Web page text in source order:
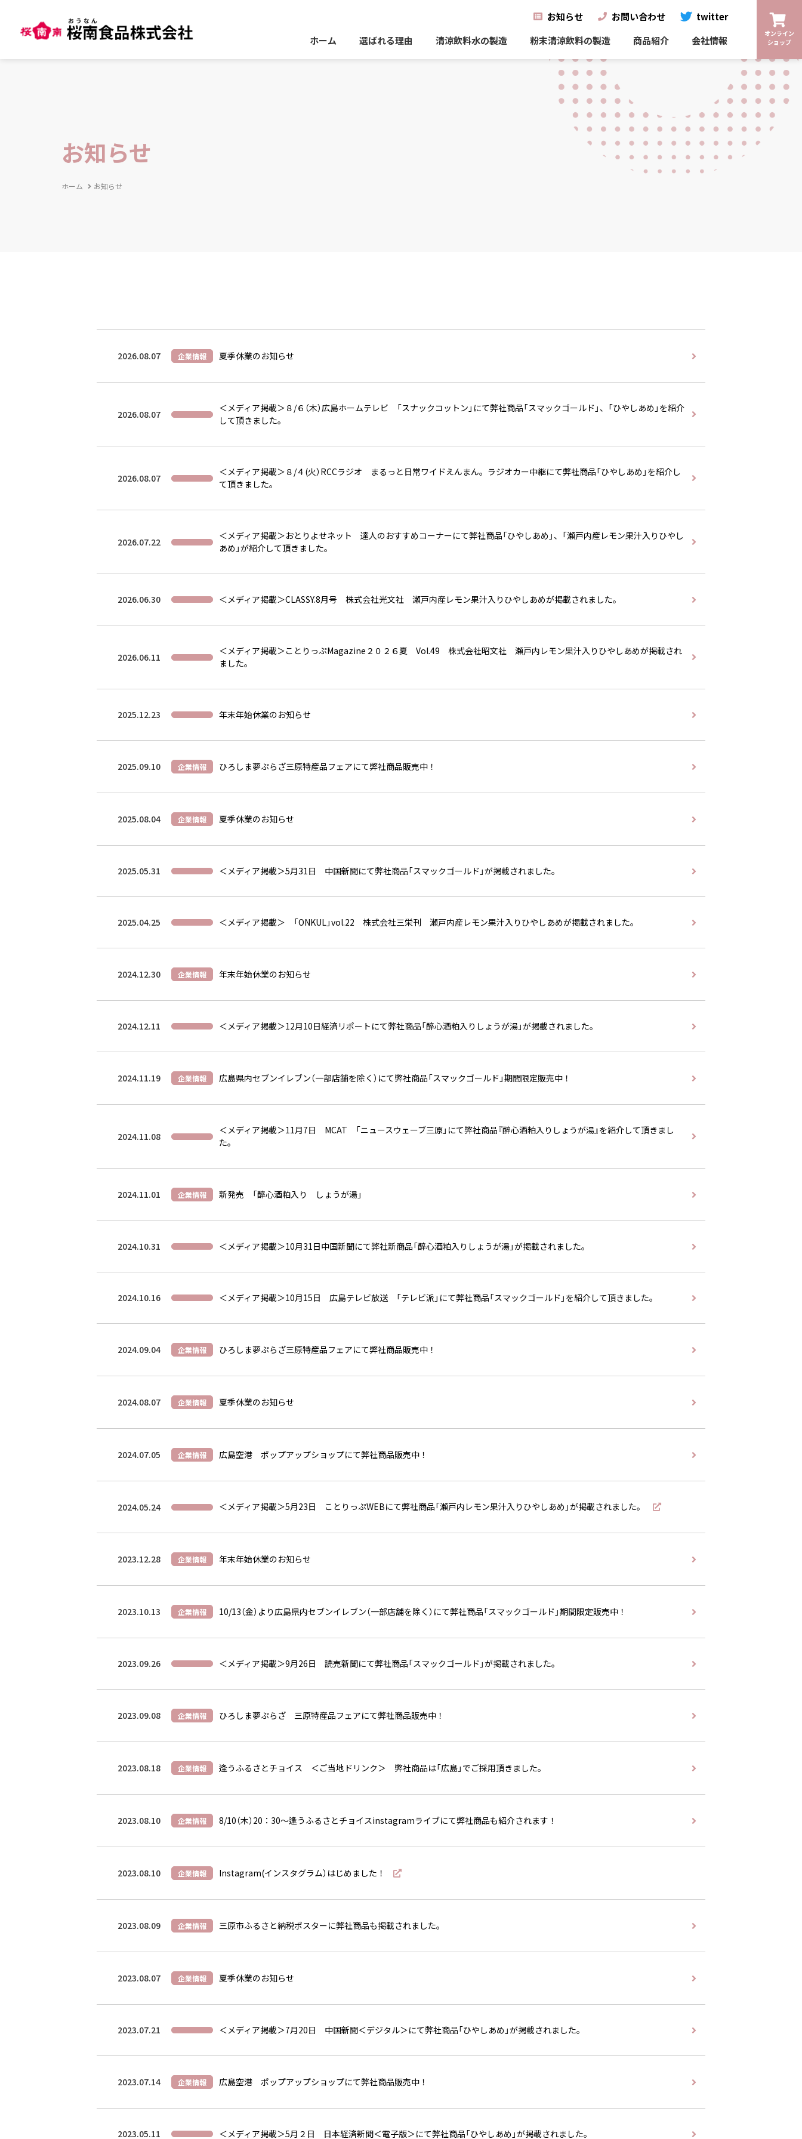
お知らせ お問い合わせ
twitter
ホーム
選ばれる理由 清涼飲料水の製造 粉末清涼飲料の製造 商品紹介 会社情報
オンライン
ショップ
お知らせ
ホーム お知らせ
2026.08.07 企業情報 夏季休業のお知らせ
2026.08.07
＜メディア掲載＞８/６（木）広島ホームテレビ 「スナックコットン」にて弊社商品「スマックゴールド」、「ひやしあめ」を紹介
して頂きました。
2026.08.07
＜メディア掲載＞８/４(火）RCCラジオ まるっと日常ワイドえんまん。ラジオカー中継にて弊社商品「ひやしあめ」を紹介し
て頂きました。
2026.07.22
＜メディア掲載＞おとりよせネット 達人のおすすめコーナーにて弊社商品「ひやしあめ」、「瀬戸内産レモン果汁入りひやし
あめ」が紹介して頂きました。
2026.06.30 ＜メディア掲載＞CLASSY.8月号 株式会社光文社 瀬戸内産レモン果汁入りひやしあめが掲載されました。
2026.06.11
＜メディア掲載＞ことりっぷMagazine２０２６夏 Vol.49 株式会社昭文社 瀬戸内レモン果汁入りひやしあめが掲載され
ました。
2025.12.23 年末年始休業のお知らせ
2025.09.10 企業情報 ひろしま夢ぷらざ三原特産品フェアにて弊社商品販売中！
2025.08.04 企業情報 夏季休業のお知らせ
2025.05.31 ＜メディア掲載＞5月31日 中国新聞にて弊社商品「スマックゴールド」が掲載されました。
2025.04.25 ＜メディア掲載＞ 「ONKUL」vol.22 株式会社三栄刊 瀬戸内産レモン果汁入りひやしあめが掲載されました。
2024.12.30 企業情報 年末年始休業のお知らせ
2024.12.11 ＜メディア掲載＞12月10日経済リポートにて弊社商品「醉心酒粕入りしょうが湯」が掲載されました。
2024.11.19 企業情報 広島県内セブンイレブン（一部店舗を除く）にて弊社商品「スマックゴールド」期間限定販売中！
2024.11.08
＜メディア掲載＞11月7日 MCAT 「ニュースウェーブ三原」にて弊社商品『醉心酒粕入りしょうが湯』を紹介して頂きまし
た。
2024.11.01 企業情報 新発売 「醉心酒粕入り しょうが湯」
2024.10.31 ＜メディア掲載＞10月31日中国新聞にて弊社新商品「醉心酒粕入りしょうが湯」が掲載されました。
2024.10.16 ＜メディア掲載＞10月15日 広島テレビ放送 「テレビ派」にて弊社商品「スマックゴールド」を紹介して頂きました。
2024.09.04 企業情報 ひろしま夢ぷらざ三原特産品フェアにて弊社商品販売中！
2024.08.07 企業情報 夏季休業のお知らせ
2024.07.05 企業情報 広島空港 ポップアップショップにて弊社商品販売中！
2024.05.24 ＜メディア掲載＞5月23日 ことりっぷWEBにて弊社商品「瀬戸内レモン果汁入りひやしあめ」が掲載されました。
2023.12.28 企業情報 年末年始休業のお知らせ
2023.10.13 企業情報 10/13（金）より広島県内セブンイレブン（一部店舗を除く）にて弊社商品「スマックゴールド」期間限定販売中！
2023.09.26 ＜メディア掲載＞9月26日 読売新聞にて弊社商品「スマックゴールド」が掲載されました。
2023.09.08 企業情報 ひろしま夢ぷらざ 三原特産品フェアにて弊社商品販売中！
2023.08.18 企業情報 逢うふるさとチョイス ＜ご当地ドリンク＞ 弊社商品は「広島」でご採用頂きました。
2023.08.10 企業情報 8/10（木）20：30～逢うふるさとチョイスinstagramライブにて弊社商品も紹介されます！
2023.08.10 企業情報 Instagram(インスタグラム）はじめました！
2023.08.09 企業情報 三原市ふるさと納税ポスターに弊社商品も掲載されました。
2023.08.07 企業情報 夏季休業のお知らせ
2023.07.21 ＜メディア掲載＞7月20日 中国新聞＜デジタル＞にて弊社商品「ひやしあめ」が掲載されました。
2023.07.14 企業情報 広島空港 ポップアップショップにて弊社商品販売中！
2023.05.11 ＜メディア掲載＞5月２日 日本経済新聞＜電子版＞にて弊社商品「ひやしあめ」が掲載されました。